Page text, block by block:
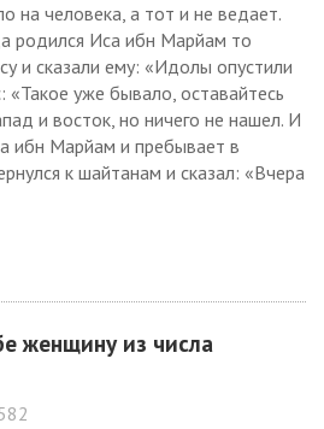
на человека, а тот и не ведает.
родился Иса ибн Марйам то
и сказали ему: «Идолы опустили
«Такое уже бывало, оставайтесь
и восток, но ничего не нашел. И
ибн Марйам и пребывает в
к шайтанам и сказал: «Вчера
женщину из числа